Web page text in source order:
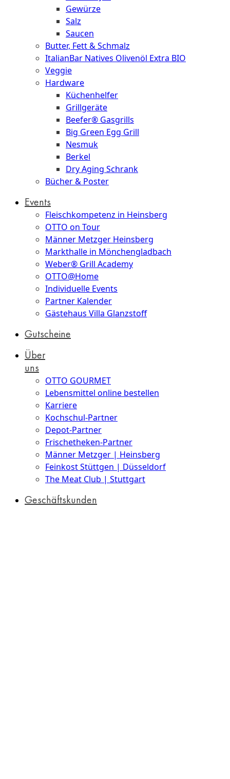
Gewürze
Salz
Saucen
Butter, Fett & Schmalz
ItalianBar Natives Olivenöl Extra BIO
Veggie
Hardware
Küchenhelfer
Grillgeräte
Beefer® Gasgrills
Big Green Egg Grill
Nesmuk
Berkel
Dry Aging Schrank
Bücher & Poster
Events
Fleischkompetenz in Heinsberg
OTTO on Tour
Männer Metzger Heinsberg
Markthalle in Mönchengladbach
Weber® Grill Academy
OTTO@Home
Individuelle Events
Partner Kalender
Gästehaus Villa Glanzstoff
Gutscheine
Über
uns
OTTO GOURMET
Lebensmittel online bestellen
Karriere
Kochschul-Partner
Depot-Partner
Frischetheken-Partner
Männer Metzger | Heinsberg
Feinkost Stüttgen | Düsseldorf
The Meat Club | Stuttgart
Geschäftskunden